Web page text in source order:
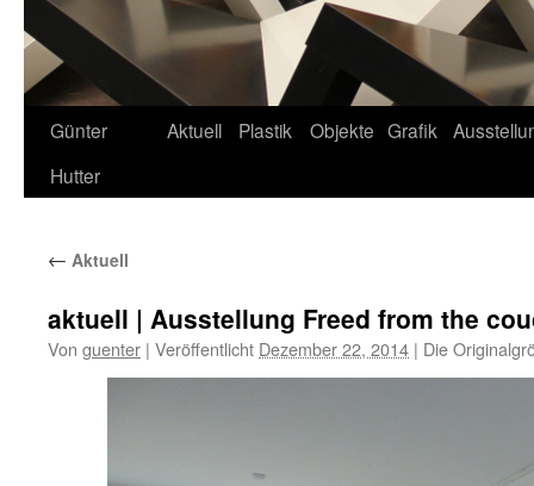
Günter
Hutter
Aktuell Plastik Objekte Grafik
← Aktuell
aktuell | Ausstellung Freed from the
Von guenter | Veröffentlicht Dezember 22, 2014 | Die